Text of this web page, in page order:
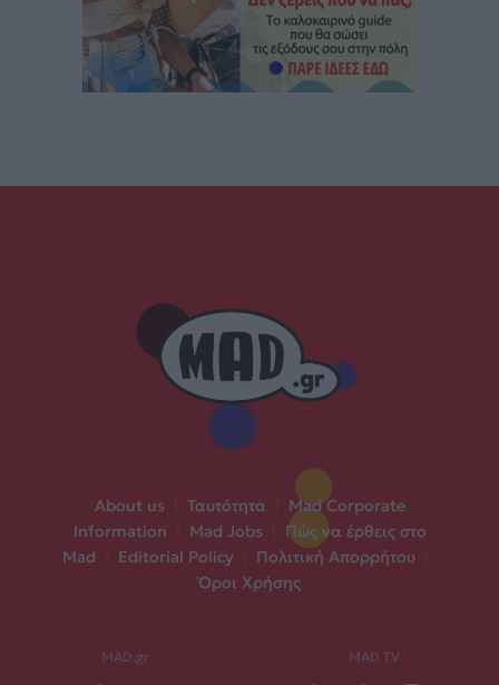
About us Ταυτότητα
Mad Corporate
Information
Mad Jobs
Πώς να έρθεις στο
Mad
Editorial Policy Πολιτική Απορρήτου
Όροι Χρήσης
MAD.gr MAD TV